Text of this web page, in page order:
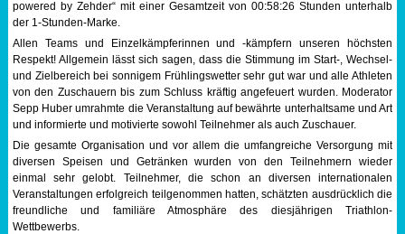
powered by Zehder“ mit einer Gesamtzeit von 00:58:26 Stunden unterhalb
der 1-Stunden-Marke.
Allen Teams und Einzelkämpferinnen und -kämpfern unseren höchsten
Respekt! Allgemein lässt sich sagen, dass die Stimmung im Start-, Wechsel-
und Zielbereich bei sonnigem Frühlingswetter sehr gut war und alle Athleten
von den Zuschauern bis zum Schluss kräftig angefeuert wurden. Moderator
Sepp Huber umrahmte die Veranstaltung auf bewährte unterhaltsame und Art
und informierte und motivierte sowohl Teilnehmer als auch Zuschauer.
Die gesamte Organisation und vor allem die umfangreiche Versorgung mit
diversen Speisen und Getränken wurden von den Teilnehmern wieder
einmal sehr gelobt. Teilnehmer, die schon an diversen internationalen
Veranstaltungen erfolgreich teilgenommen hatten, schätzten ausdrücklich die
freundliche und familiäre Atmosphäre des diesjährigen Triathlon-
Wettbewerbs.